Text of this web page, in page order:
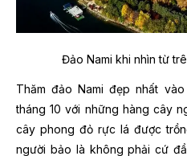
Đảo Nami khi nhìn từ
Thăm đảo Nami đẹp nhất
tháng 10 với những hàng cây
cây phong đỏ rực lá được
người bảo là không phải cứ